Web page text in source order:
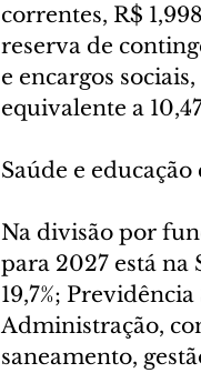
correntes, R$
reserva de
e encargos
equivalente a
Saúde e
Na divisão por
para 2027 está na
19,7%;
Administração,
saneamento,